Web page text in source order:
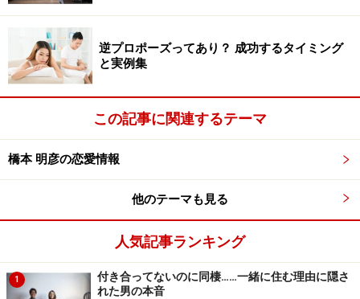
逆プロポーズってあり？ 成功するタイミング
と実例集
この記事に関連するテーマ
橋本 明彦の恋愛情報
他のテーマも見る
人気記事ランキング
1
付き合ってないのに同棲……一緒に住む理由に隠さ
れた男の本音